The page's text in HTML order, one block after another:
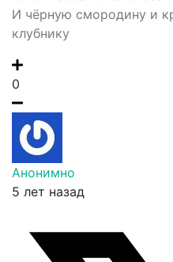
И чёрную смородину и
клубнику
0
Анонимно
5 лет назад